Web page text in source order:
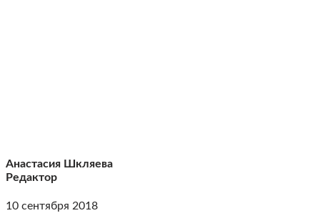
Анастасия Шкляева
Редактор
10 сентября 2018